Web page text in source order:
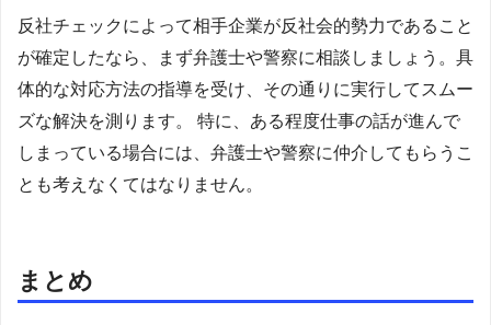
反社チェックによって相手企業が反社会的勢力であること
が確定したなら、まず弁護士や警察に相談しましょう。具
体的な対応方法の指導を受け、その通りに実行してスムー
ズな解決を測ります。 特に、ある程度仕事の話が進んで
しまっている場合には、弁護士や警察に仲介してもらうこ
とも考えなくてはなりません。
まとめ